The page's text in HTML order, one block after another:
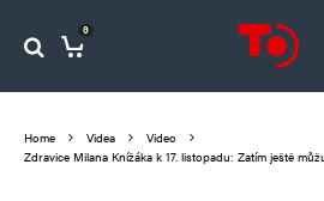
0
Home Videa
Video
Zdravice Milana Knížáka k 17. listopadu: Zatím ještě